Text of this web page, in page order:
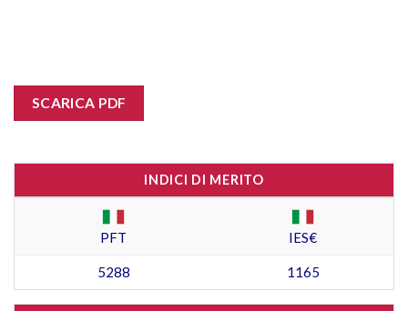
SCARICA PDF
INDICI DI MERITO
PFT IES€
5288 1165